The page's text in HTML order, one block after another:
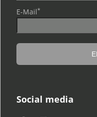
E-Mail*
Social media